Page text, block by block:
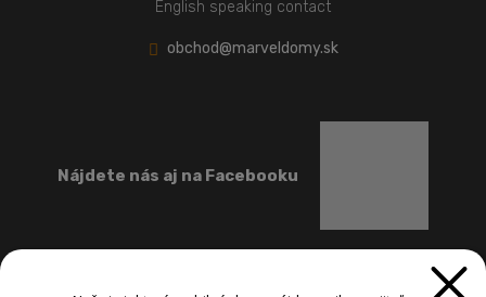
English speaking contact
obchod@marveldomy.sk
Nájdete nás aj na Facebooku